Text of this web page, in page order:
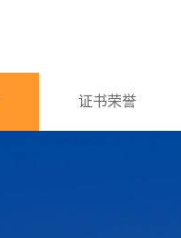
证书荣誉